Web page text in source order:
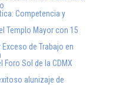
Competencia y
Templo Mayor con 15
de Trabajo en
Sol de la CDMX
alunizaje de